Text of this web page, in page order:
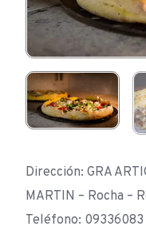
Dirección: GRA
MARTIN – Rocha –
Teléfono: 09336083